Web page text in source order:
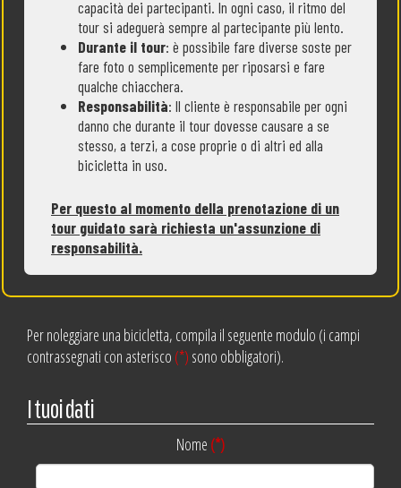
capacità dei partecipanti. In ogni caso, il ritmo del
tour si adeguerà sempre al partecipante più lento.
Durante il tour: è possibile fare diverse soste per
fare foto o semplicemente per riposarsi e fare
qualche chiacchera.
Responsabilità: Il cliente è responsabile per ogni
danno che durante il tour dovesse causare a se
stesso, a terzi, a cose proprie o di altri ed alla
bicicletta in uso.
Per questo al momento della prenotazione di un
tour guidato sarà richiesta un'assunzione di
responsabilità.
Per noleggiare una bicicletta, compila il seguente modulo (i campi
contrassegnati con asterisco (*) sono obbligatori).
I tuoi dati
Nome (*)